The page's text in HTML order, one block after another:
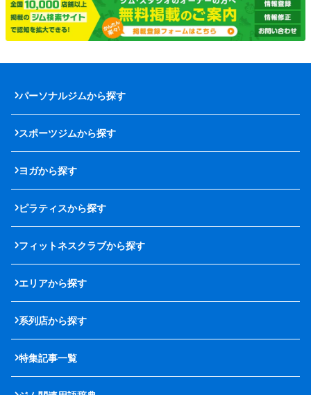
パーソナルジムから探す
スポーツジムから探す
ヨガから探す
ピラティスから探す
フィットネスクラブから探す
エリアから探す
系列店から探す
特集記事一覧